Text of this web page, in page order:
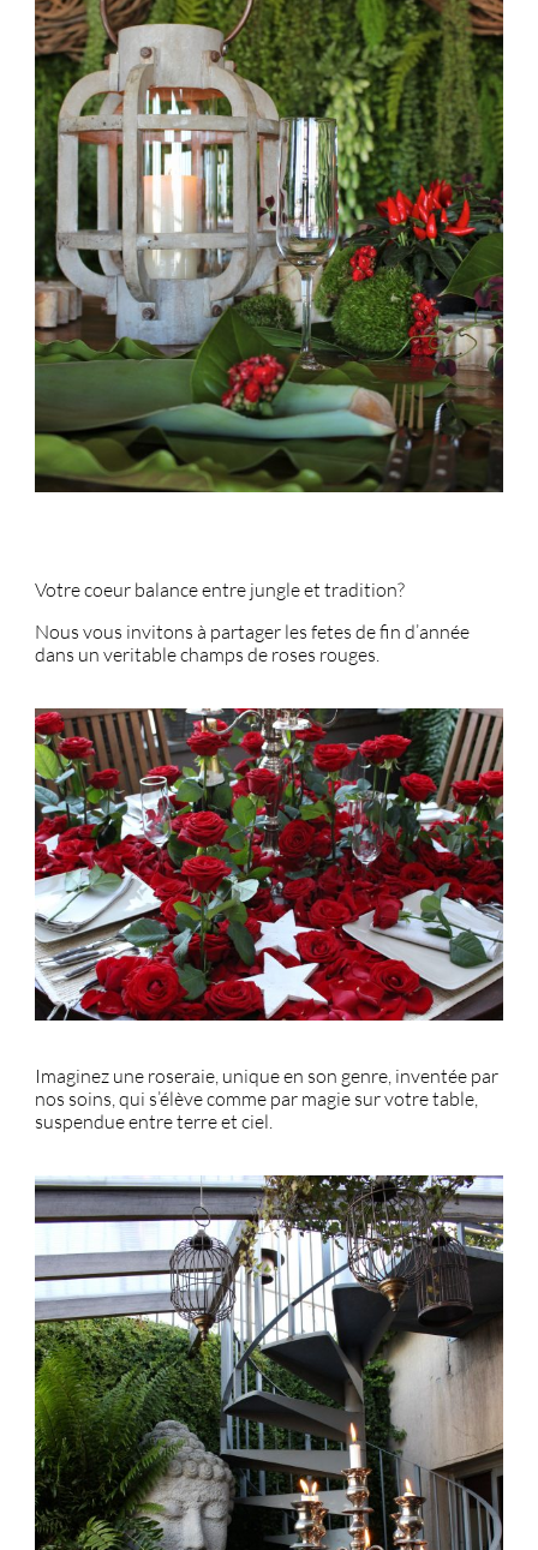
Votre coeur balance entre jungle et tradition?
Nous vous invitons à partager les fetes de fin d’année
dans un veritable champs de roses rouges.
Imaginez une roseraie, unique en son genre, inventée par
nos soins, qui s’élève comme par magie sur votre table,
suspendue entre terre et ciel.